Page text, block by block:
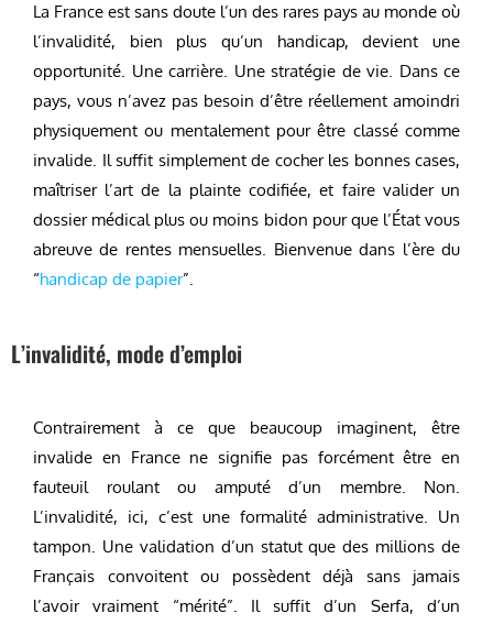
La France est sans doute l’un des rares pays au monde où
l’invalidité, bien plus qu’un handicap, devient une
opportunité. Une carrière. Une stratégie de vie. Dans ce
pays, vous n’avez pas besoin d’être réellement amoindri
physiquement ou mentalement pour être classé comme
invalide. Il suffit simplement de cocher les bonnes cases,
maîtriser l’art de la plainte codifiée, et faire valider un
dossier médical plus ou moins bidon pour que l’État vous
abreuve de rentes mensuelles. Bienvenue dans l’ère du
“handicap de papier”.
L’invalidité, mode d’emploi
Contrairement à ce que beaucoup imaginent, être
invalide en France ne signifie pas forcément être en
fauteuil roulant ou amputé d’un membre. Non.
L’invalidité, ici, c’est une formalité administrative. Un
tampon. Une validation d’un statut que des millions de
Français convoitent ou possèdent déjà sans jamais
l’avoir vraiment “mérité”. Il suffit d’un Serfa, d’un